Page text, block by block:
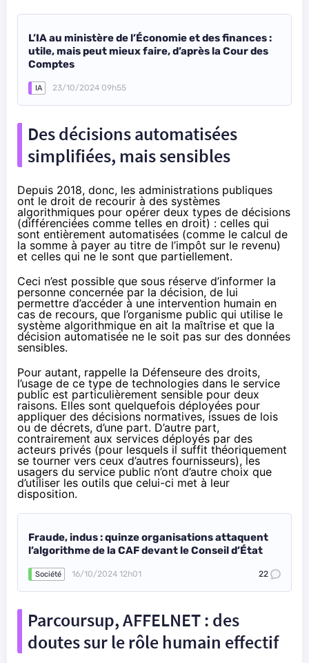
L’IA au ministère de l’Économie et des finances :
utile, mais peut mieux faire, d’après la Cour des
Comptes
IA 23/10/2024 09h55
Des décisions automatisées
simplifiées, mais sensibles
Depuis 2018, donc, les administrations publiques
ont le droit de recourir à des systèmes
algorithmiques pour opérer deux types de décisions
(différenciées comme telles en droit) : celles qui
sont entièrement automatisées (comme le calcul de
la somme à payer au titre de l’impôt sur le revenu)
et celles qui ne le sont que partiellement.
Ceci n’est possible que sous réserve d’informer la
personne concernée par la décision, de lui
permettre d’accéder à une intervention humain en
cas de recours, que l’organisme public qui utilise le
système algorithmique en ait la maîtrise et que la
décision automatisée ne le soit pas sur des données
sensibles.
Pour autant, rappelle la Défenseure des droits,
l’usage de ce type de technologies dans le service
public est particulièrement sensible pour deux
raisons. Elles sont quelquefois déployées pour
appliquer des décisions normatives, issues de lois
ou de décrets, d’une part. D’autre part,
contrairement aux services déployés par des
acteurs privés (pour lesquels il suffit théoriquement
se tourner vers ceux d’autres fournisseurs), les
usagers du service public n’ont d’autre choix que
d’utiliser les outils que celui-ci met à leur
disposition.
Fraude, indus : quinze organisations attaquent
l’algorithme de la CAF devant le Conseil d’État
Société 16/10/2024 12h01 22
Parcoursup, AFFELNET : des
doutes sur le rôle humain effectif